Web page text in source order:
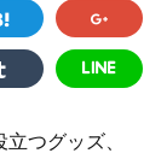
つグッズ、